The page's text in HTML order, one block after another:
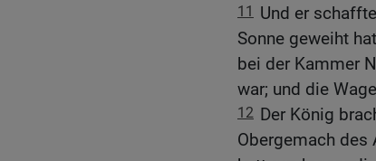
11
Und er
Sonne geweiht
bei der Kammer
war; und die
12 Der König
Obergemach des